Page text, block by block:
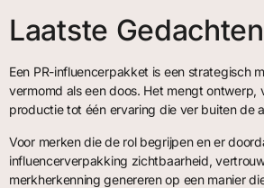
Laatste Gedachten
Een PR-influencerpakket is een strategisch
vermomd als een doos. Het mengt ontwerp,
productie tot één ervaring die ver buiten de
Voor merken die de rol begrijpen en er
influencerverpakking zichtbaarheid,
merkherkenning genereren op een manier